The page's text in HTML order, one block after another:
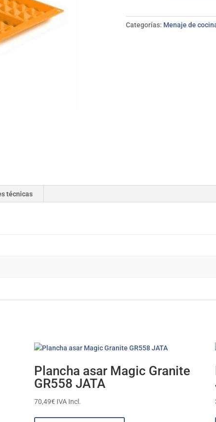
Categorías: Menaje de
técnicas
Plancha asar Magic Granite
GR558 JATA
70,49€ IVA Incl.